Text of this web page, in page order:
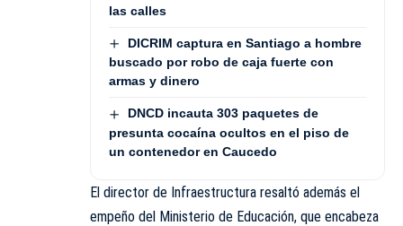
las calles
DICRIM captura en Santiago a hombre
buscado por robo de caja fuerte con
armas y dinero
DNCD incauta 303 paquetes de
presunta cocaína ocultos en el piso de
un contenedor en Caucedo
El director de Infraestructura resaltó además el
empeño del Ministerio de Educación, que encabeza